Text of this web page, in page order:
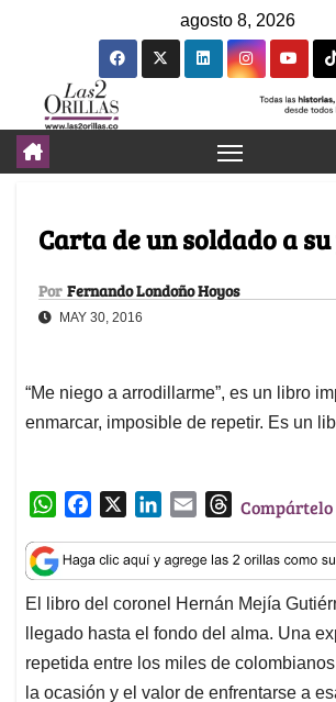
agosto 8, 2026
Carta de un soldado a
Por Fernando Londoño Hoyos
MAY 30, 2016
“Me niego a arrodillarme”, es un libro
enmarcar, imposible de repetir. Es un
W
a
t
s
A
p
p
c
e
b
o
o
k
n
k
e
d
I
n
a
i
l
T
r
e
a
d
s
Compártelo
El libro del coronel Hernán Mejía
llegado hasta el fondo del alma. Una
repetida entre los miles de
la ocasión y el valor de enfrentarse a